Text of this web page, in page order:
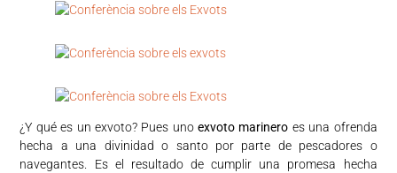
¿Y qué es un exvoto? Pues unoexvoto marinero es una ofrenda
hecha a una divinidad o santo por parte de pescadores o
navegantes. Es el resultado de cumplir una promesa hecha